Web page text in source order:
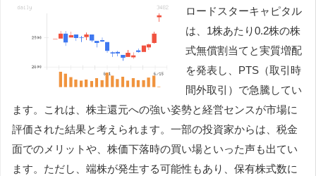
ロードスターキャピタル
は、1株あたり0.2株の株
式無償割当てと実質増配
を発表し、PTS（取引時
間外取引）で急騰してい
ます。これは、株主還元への強い姿勢と経営センスが市場に
評価された結果と考えられます。一部の投資家からは、税金
面でのメリットや、株価下落時の買い場といった声も出てい
ます。ただし、端株が発生する可能性もあり、保有株式数に